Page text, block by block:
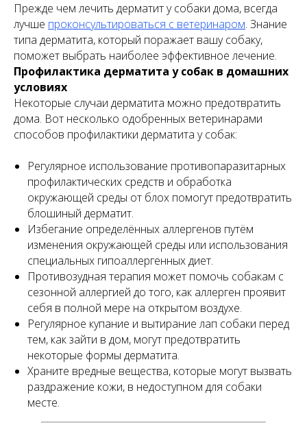
Прежде чем лечить дерматит у собаки дома, всегда
лучше проконсультироваться с ветеринаром. Знание
типа дерматита, который поражает вашу собаку,
поможет выбрать наиболее эффективное лечение.
Профилактика дерматита у собак в домашних
условиях
Некоторые случаи дерматита можно предотвратить
дома. Вот несколько одобренных ветеринарами
способов профилактики дерматита у собак:
Регулярное использование противопаразитарных
профилактических средств и обработка
окружающей среды от блох помогут предотвратить
блошиный дерматит.
Избегание определённых аллергенов путём
изменения окружающей среды или использования
специальных гипоаллергенных диет.
Противозудная терапия может помочь собакам с
сезонной аллергией до того, как аллерген проявит
себя в полной мере на открытом воздухе.
Регулярное купание и вытирание лап собаки перед
тем, как зайти в дом, могут предотвратить
некоторые формы дерматита.
Храните вредные вещества, которые могут вызвать
раздражение кожи, в недоступном для собаки
месте.